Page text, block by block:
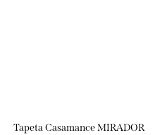
Tapeta Casamance MIRADOR